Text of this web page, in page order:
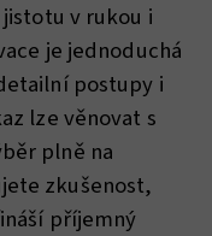
v rukou i
je jednoduchá
postupy i
lze věnovat s
plně na
zkušenost,
příjemný